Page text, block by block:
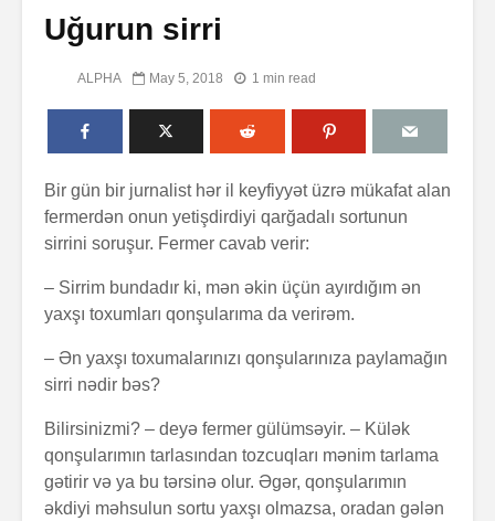
Uğurun sirri
ALPHA May 5, 2018 1 min read
Bir gün bir jurnalist hər il keyfiyyət üzrə mükafat alan
fermerdən onun yetişdirdiyi qarğadalı sortunun
sirrini soruşur. Fermer cavab verir:
– Sirrim bundadır ki, mən əkin üçün ayırdığım ən
yaxşı toxumları qonşularıma da verirəm.
– Ən yaxşı toxumalarınızı qonşularınıza paylamağın
sirri nədir bəs?
Bilirsinizmi? – deyə fermer gülümsəyir. – Külək
qonşularımın tarlasından tozcuqları mənim tarlama
gətirir və ya bu tərsinə olur. Əgər, qonşularımın
əkdiyi məhsulun sortu yaxşı olmazsa, oradan gələn
Alfred Adler və
onun fərdi
psixologiya
anlayışı